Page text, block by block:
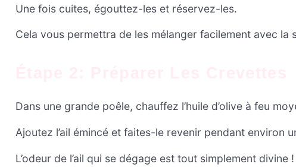
Une fois cuites, égouttez-les et réservez-les.
Cela vous permettra de les mélanger facilement avec la
Dans une grande poêle, chauffez l’huile d’olive à feu
Ajoutez l’ail émincé et faites-le revenir pendant environ
L’odeur de l’ail qui se dégage est tout simplement divine !